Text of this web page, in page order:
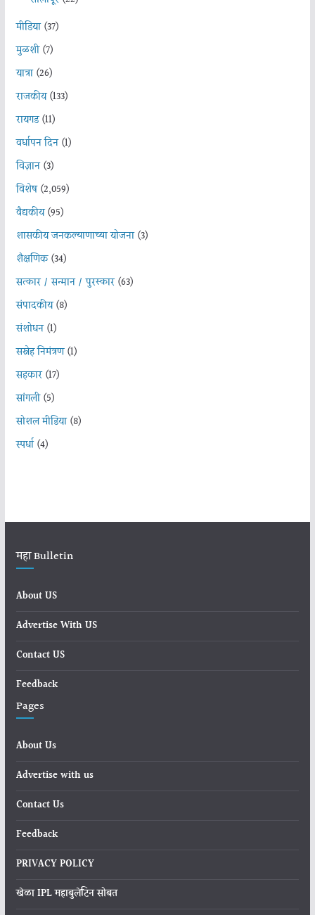
मीडिया(37)
मुळशी(7)
यात्रा(26)
राजकीय(133)
रायगड(11)
वर्धापन दिन(1)
विज्ञान(3)
विशेष(2,059)
वैद्यकीय(95)
शासकीय जनकल्याणाच्या योजना(3)
शैक्षणिक(34)
सत्कार / सन्मान / पुरस्कार(63)
संपादकीय(8)
संशोधन(1)
सस्नेह निमंत्रण(1)
सहकार(17)
सांगली(5)
सोशल मीडिया(8)
स्पर्धा(4)
महा Bulletin
About US
Advertise With US
Contact US
Feedback
Pages
About Us
Advertise with us
Contact Us
Feedback
PRIVACY POLICY
खेळा IPL महाबुलेटिन सोबत